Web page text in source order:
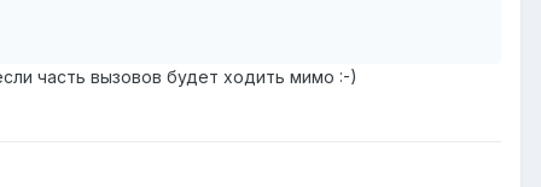
часть вызовов будет ходить мимо :-)